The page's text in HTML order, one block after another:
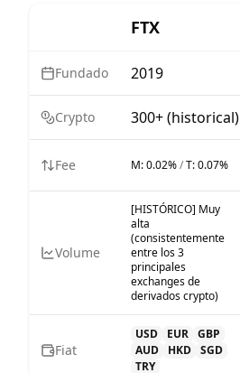
FTX
Fundado 2019
Crypto 300+ (historical)
Fee M:0.02%/T:0.07%
Volume
[HISTÓRICO] Muy
alta
(consistentemente
entre los 3
principales
exchanges de
derivados crypto)
Fiat
USD EUR GBP
AUD
HKD SGD
TRY